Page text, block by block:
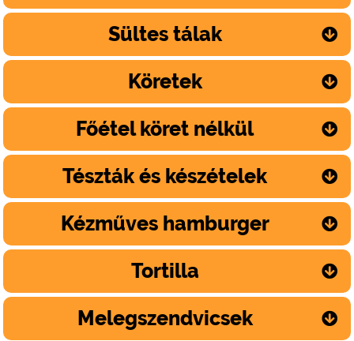
Sültes tálak
Köretek
Főétel köret nélkül
Tészták és készételek
Kézműves hamburger
Tortilla
Melegszendvicsek